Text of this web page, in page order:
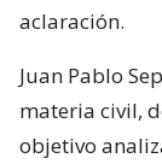
aclaración.
Juan Pablo
materia civil,
objetivo